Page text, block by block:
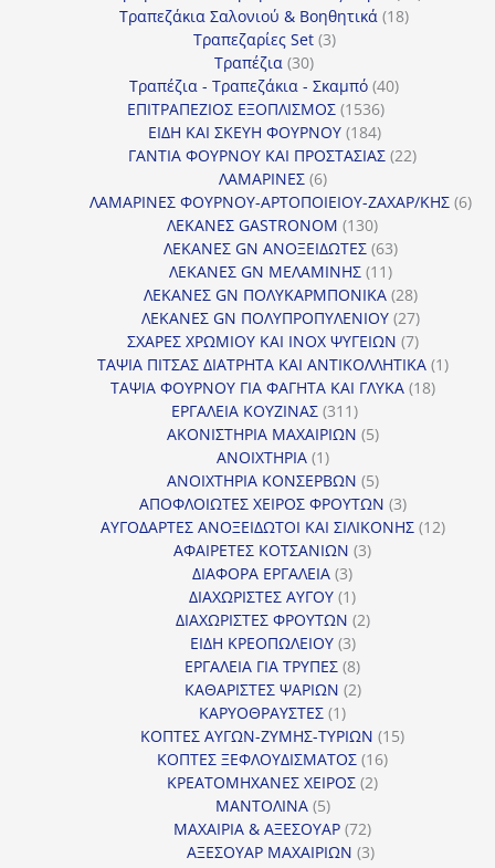
Τραπεζάκια Σαλονιού & Βοηθητικά 1818
Τραπεζαρίες Set 33
Τραπέζια 3030
προϊόντα
Τραπέζια - Τραπεζάκια - Σκαμπό 4040
ΕΠΙΤΡΑΠΕΖΙΟΣ ΕΞΟΠΛΙΣΜΟΣ 15361536
προϊόντα
ΕΙΔΗ ΚΑΙ ΣΚΕΥΗ ΦΟΥΡΝΟΥ 184184
προϊόντα
ΓΑΝΤΙΑ ΦΟΥΡΝΟΥ ΚΑΙ ΠΡΟΣΤΑΣΙΑΣ 2222
ΛΑΜΑΡΙΝΕΣ 66
προϊόντα
ΛΑΜΑΡΙΝΕΣ ΦΟΥΡΝΟΥ-ΑΡΤΟΠΟΙΕΙΟΥ-ΖΑΧΑΡ/ΚΗΣ 66
ΛΕΚΑΝΕΣ GASTRONOM 130130
προϊόντα
ΛΕΚΑΝΕΣ GN ΑΝΟΞΕΙΔΩΤΕΣ 6363
ΛΕΚΑΝΕΣ GN ΜΕΛΑΜΙΝΗΣ 1111
προϊόντα
ΛΕΚΑΝΕΣ GN ΠΟΛΥΚΑΡΜΠΟΝΙΚΑ 2828
προϊόντα
ΛΕΚΑΝΕΣ GN ΠΟΛΥΠΡΟΠΥΛΕΝΙΟΥ 2727
προϊόντα
ΣΧΑΡΕΣ ΧΡΩΜΙΟΥ ΚΑΙ INOX ΨΥΓΕΙΩΝ 77
προϊόντα
ΤΑΨΙΑ ΠΙΤΣΑΣ ΔΙΑΤΡΗΤΑ ΚΑΙ ΑΝΤΙΚΟΛΛΗΤΙΚΑ 11
ΤΑΨΙΑ ΦΟΥΡΝΟΥ ΓΙΑ ΦΑΓΗΤΑ ΚΑΙ ΓΛΥΚΑ 1818
ΕΡΓΑΛΕΙΑ ΚΟΥΖΙΝΑΣ 311311
προϊόντα
ΑΚΟΝΙΣΤΗΡΙΑ ΜΑΧΑΙΡΙΩΝ 55
ΑΝΟΙΧΤΗΡΙΑ 11
προϊόν
ΑΝΟΙΧΤΗΡΙΑ ΚΟΝΣΕΡΒΩΝ 55
προϊόντα
ΑΠΟΦΛΟΙΩΤΕΣ ΧΕΙΡΟΣ ΦΡΟΥΤΩΝ 33
προϊόντα
ΑΥΓΟΔΑΡΤΕΣ ΑΝΟΞΕΙΔΩΤΟΙ ΚΑΙ ΣΙΛΙΚΟΝΗΣ 1212
ΑΦΑΙΡΕΤΕΣ ΚΟΤΣΑΝΙΩΝ 33
ΔΙΑΦΟΡΑ ΕΡΓΑΛΕΙΑ 33
προϊόντα
ΔΙΑΧΩΡΙΣΤΕΣ ΑΥΓΟΥ 11
προϊόν
ΔΙΑΧΩΡΙΣΤΕΣ ΦΡΟΥΤΩΝ 22
ΕΙΔΗ ΚΡΕΟΠΩΛΕΙΟΥ 33
προϊόντα
ΕΡΓΑΛΕΙΑ ΓΙΑ ΤΡΥΠΕΣ 88
προϊόντα
ΚΑΘΑΡΙΣΤΕΣ ΨΑΡΙΩΝ 22
ΚΑΡΥΟΘΡΑΥΣΤΕΣ 11
προϊόν
ΚΟΠΤΕΣ ΑΥΓΩΝ-ΖΥΜΗΣ-ΤΥΡΙΩΝ 1515
ΚΟΠΤΕΣ ΞΕΦΛΟΥΔΙΣΜΑΤΟΣ 1616
ΚΡΕΑΤΟΜΗΧΑΝΕΣ ΧΕΙΡΟΣ 22
ΜΑΝΤΟΛΙΝΑ 55
προϊόντα
ΜΑΧΑΙΡΙΑ & ΑΞΕΣΟΥΑΡ 7272
προϊόντα
ΑΞΕΣΟΥΑΡ ΜΑΧΑΙΡΙΩΝ 33